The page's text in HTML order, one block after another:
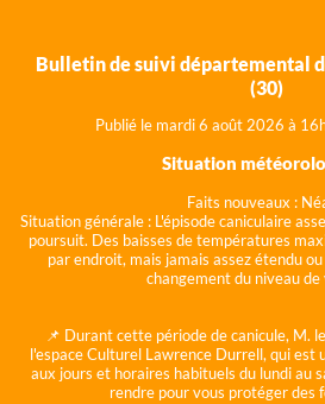
Bulletin de suivi départemental
(30)
Publié le mardi 6 août 2026 à
Situation
Faits nouveaux :
Situation générale : L'épisode caniculaire
poursuit. Des baisses de températures
par endroit, mais jamais assez étendu
changement du niveau de
📌 Durant cette période de canicule, M.
l'espace Culturel Lawrence Durrell, qui est
aux jours et horaires habituels du lundi au
rendre pour vous protéger des